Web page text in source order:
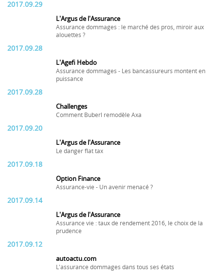
2017.09.29
L'Argus de l'Assurance
Assurance dommages : le marché des pros, miroir aux
alouettes ?
2017.09.28
L'Agefi Hebdo
Assurance dommages - Les bancassureurs montent en
puissance
2017.09.28
Challenges
Comment Buberl remodèle Axa
2017.09.20
L'Argus de l'Assurance
Le danger flat tax
2017.09.18
Option Finance
Assurance-vie - Un avenir menacé ?
2017.09.14
L'Argus de l'Assurance
Assurance vie : taux de rendement 2016, le choix de la
prudence
2017.09.12
autoactu.com
L'assurance dommages dans tous ses états